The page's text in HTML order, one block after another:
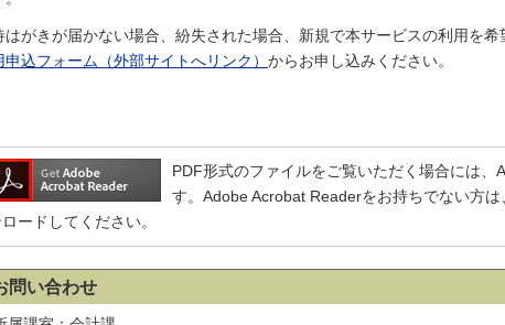
はがきが届かない場合、紛失された場合、新規で本サービスの利用を希
申込フォーム（外部サイトへリンク） からお申し込みください。
PDF形式のファイルをご覧いただく場合には
す。Adobe Acrobat Readerをお持ちでない方
ードしてください。
問い合わせ